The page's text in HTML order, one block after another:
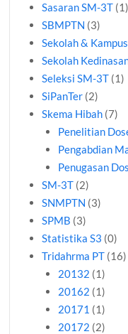
Sasaran SM-3T (1)
SBMPTN (3)
Sekolah & Kampus
Sekolah
Seleksi SM-3T (1)
SiPanTer (2)
Skema Hibah (7)
Penelitian
Pengabdian
Penugasan
SM-3T (2)
SNMPTN (3)
SPMB (3)
Statistika S3 (0)
Tridahrma PT (16)
20132 (1)
20162 (1)
20171 (1)
20172 (2)